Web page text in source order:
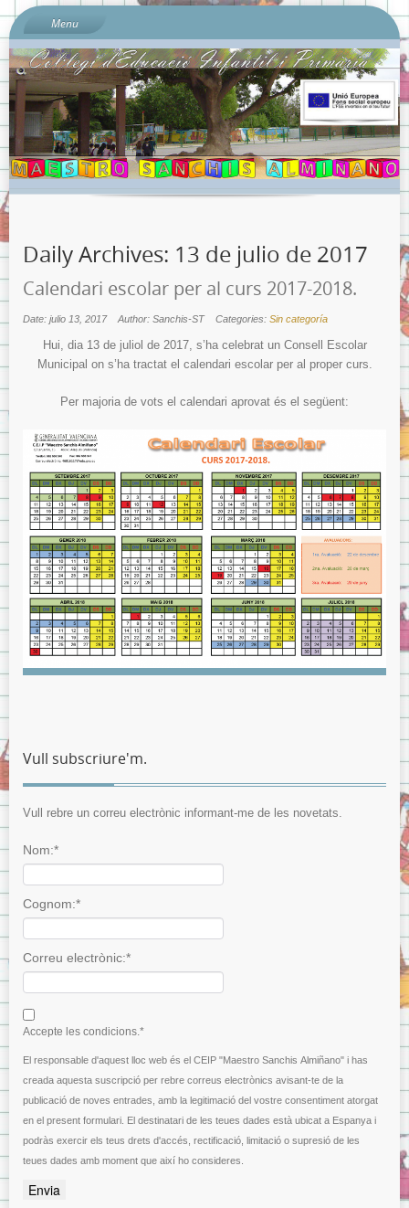
Menu
Inici
Sobre l’escola
Documents del Centre:
Per què «Sanchis Almiñano»?
L’ombú: el nostre preciós arbre
On és l’escola?
Calendari escolar 2023-2024
Contacta amb nosaltres…
Banc de Llibres
Llibres de text Curs 2023-2024 i Llistats de Materials Escolars
Normes del menjador.
Menús del menjador.
Model de tíquet de menjador.
AMPA
ITACA
ITACA per les famílies
Sol·licitud d’accés a «Itaca Familia»
ITACA pels docents
Avís Legal
Daily Archives: 13 de julio de 2017
Calendari escolar per al curs 2017-2018.
Date: julio 13, 2017 Author: Sanchis-ST Categories: Sin categoría
Hui, dia 13 de juliol de 2017, s’ha celebrat un Consell Escolar
Municipal on s’ha tractat el calendari escolar per al proper curs.
Per majoria de vots el calendari aprovat és el següent:
Vull subscriure'm.
Vull rebre un correu electrònic informant-me de les novetats.
Nom:*
Cognom:*
I agree terms and conditions.*
Correu electrònic:*
Accepte les condicions.*
El responsable d'aquest lloc web és el CEIP "Maestro Sanchis Almiñano" i has
creada aquesta suscripció per rebre correus electrònics avisant-te de la
publicació de noves entrades, amb la legitimació del vostre consentiment atorgat
en el present formulari. El destinatari de les teues dades està ubicat a Espanya i
podràs exercir els teus drets d'accés, rectificació, limitació o supresió de les
teues dades amb moment que així ho consideres.